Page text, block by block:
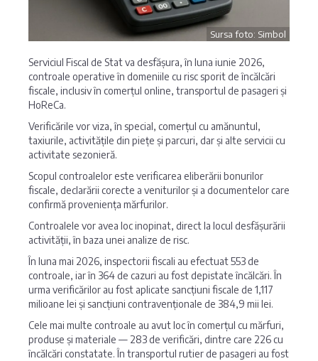
Sursa foto: Simbol
Serviciul Fiscal de Stat va desfășura, în luna iunie 2026,
controale operative în domeniile cu risc sporit de încălcări
fiscale, inclusiv în comerțul online, transportul de pasageri și
HoReCa.
Verificările vor viza, în special, comerțul cu amănuntul,
taxiurile, activitățile din piețe și parcuri, dar și alte servicii cu
activitate sezonieră.
Scopul controalelor este verificarea eliberării bonurilor
fiscale, declarării corecte a veniturilor și a documentelor care
confirmă proveniența mărfurilor.
Controalele vor avea loc inopinat, direct la locul desfășurării
activității, în baza unei analize de risc.
În luna mai 2026, inspectorii fiscali au efectuat 553 de
controale, iar în 364 de cazuri au fost depistate încălcări. În
urma verificărilor au fost aplicate sancțiuni fiscale de 1,117
milioane lei și sancțiuni contravenționale de 384,9 mii lei.
Cele mai multe controale au avut loc în comerțul cu mărfuri,
produse și materiale — 283 de verificări, dintre care 226 cu
încălcări constatate. În transportul rutier de pasageri au fost